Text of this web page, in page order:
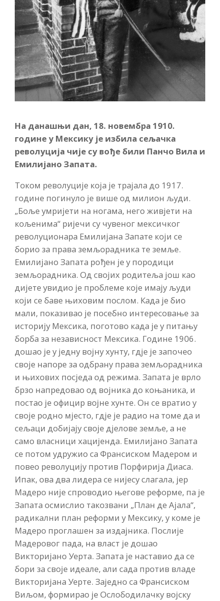
На данашњи дан, 18. новембра 1910.
године у Мексику је избила сељачка
револуција чије су вође били Панчо Вила и
Емилијано Запата.
Током револуције која је трајала до 1917.
године погинуло је више од милион људи.
„Боље умријети на ногама, него живјети на
кољенима“ ријечи су чувеног мексичког
револуционара Емилијана Запате који се
борио за права земљорадника те земље.
Емилијано Запата рођен је у породици
земљорадника. Од својих родитеља још као
дијете увидио је проблеме које имају људи
који се баве њиховим послом. Када је био
мали, показивао је посебно интересовање за
историју Мексика, поготово када је у питању
борба за независност Мексика. Године 1906.
дошао је у једну војну хунту, гдје је започео
своје напоре за одбрану права земљорадника
и њихових посједа од режима. Запата је врло
брзо напредовао од војника до коњаника, и
постао је официр војне хунте. Он се вратио у
своје родно мјесто, гдје је радио на томе да и
сељаци добијају своје дјелове земље, а не
само власници хацијенда. Емилијано Запата
се потом удружио са Франсиском Мадером и
повео револуцију против Порфирија Диаса.
Ипак, ова два лидера се нијесу слагала, јер
Мадеро није спроводио његове реформе, па је
Запата осмислио такозвани „План де Ајала“,
радикални план реформи у Мексику, у коме је
Мадеро проглашен за издајника. Послије
Мадеровог пада, на власт је дошао
Викторијано Уерта. Запата је наставио да се
бори за своје идеале, али сада против владе
Викторијана Уерте. Заједно са Франсиском
Виљом, формирао је Ослободилачку војску